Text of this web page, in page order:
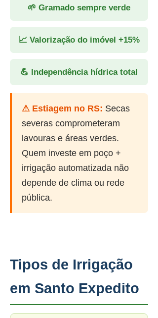
🌱 Gramado sempre verde
📈 Valorização do imóvel +15%
💪 Independência hídrica total
⚠ Estiagem no RS: Secas
severas comprometeram
lavouras e áreas verdes.
Quem investe em poço +
irrigação automatizada não
depende de clima ou rede
pública.
Tipos de Irrigação
em Santo Expedito